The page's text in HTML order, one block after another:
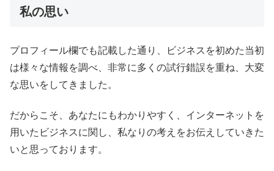
私の思い
プロフィール欄でも記載した通り、ビジネスを初めた当初
は様々な情報を調べ、非常に多くの試行錯誤を重ね、大変
な思いをしてきました。
だからこそ、あなたにもわかりやすく、インターネットを
用いたビジネスに関し、私なりの考えをお伝えしていきた
いと思っております。